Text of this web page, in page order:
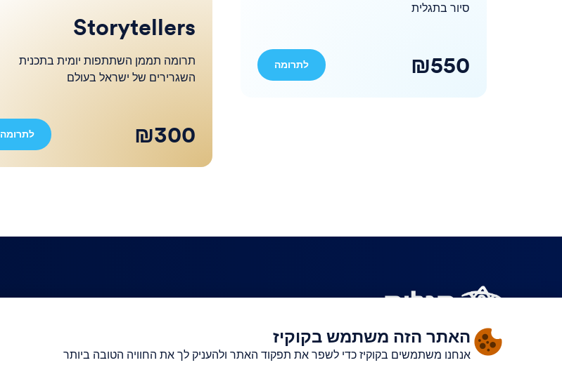
סיור בתגלית
₪550 לתרומה
Storytellers
תרומה תממן השתתפות יומית בתכנית
השגרירים של ישראל בעולם
₪300 לתרומה
מכרזיםפרוטוקוליםהצהרת נגישותהצהרת פרטיותתנאי שימוש
האתר הזה משתמש בקוקיז
אנחנו משתמשים בקוקיז כדי לשפר את תפקוד האתר ולהעניק לך את החוויה הטובה ביותר